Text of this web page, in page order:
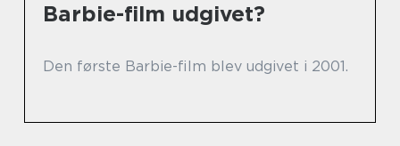
Barbie-film udgivet?
Den første Barbie-film blev udgivet i 2001.